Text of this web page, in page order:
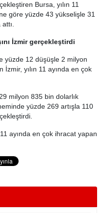
Bursa, yılın 11
göre yüzde 43 yükselişle 31
İzmir gerçekleştirdi
yüzde 12 düşüşle 2 milyon
yılın 11 ayında en çok
milyon 835 bin dolarlık
yüzde 269 artışla 110
ayında en çok ihracat yapan